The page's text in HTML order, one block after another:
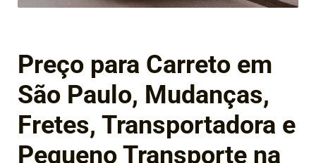
Preço para Carreto em
São Paulo, Mudanças,
Fretes, Transportadora e
Pequeno Transporte na